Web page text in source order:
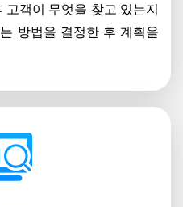
객이 무엇을 찾고 있는지
방법을 결정한 후 계획을